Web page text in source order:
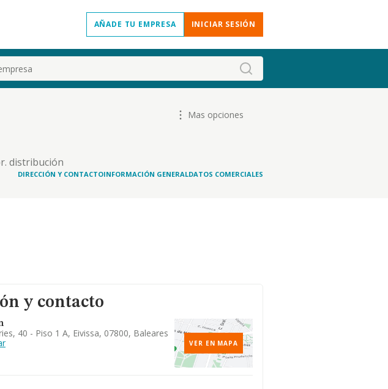
AÑADE TU EMPRESA INICIAR SESIÓN
distribución
y
Mas opciones
DIRECCIÓN Y CONTACTOINFORMACIÓN GENERALDATOS COMERCIALES
y contacto
40 - Piso 1 A, Eivissa, 07800, Baleares
VER EN MAPA